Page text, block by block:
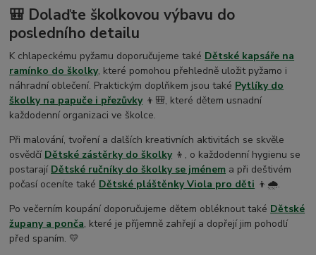
🎒 Dolaďte školkovou výbavu do
posledního detailu
K chlapeckému pyžamu doporučujeme také Dětské kapsáře na
ramínko do školky, které pomohou přehledně uložit pyžamo i
náhradní oblečení. Praktickým doplňkem jsou také Pytlíky do
školky na papuče i přezůvky👦🎒, které dětem usnadní
každodenní organizaci ve školce.
Při malování, tvoření a dalších kreativních aktivitách se skvěle
osvědčí Dětské zástěrky do školky👦, o každodenní hygienu se
postarají Dětské ručníky do školky se jménem a při deštivém
počasí oceníte také Dětské pláštěnky Viola pro děti 👦🌧️.
Po večerním koupání doporučujeme dětem obléknout také Dětské
župany a ponča, které je příjemně zahřejí a dopřejí jim pohodlí
před spaním. 💛